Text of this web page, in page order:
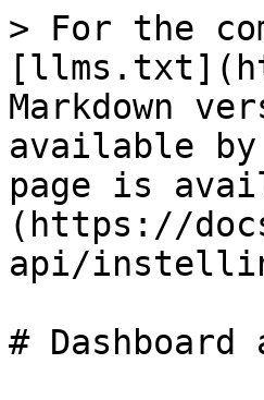
> For the
Markdown
available by
page is
(https://
api/
# Dashboard